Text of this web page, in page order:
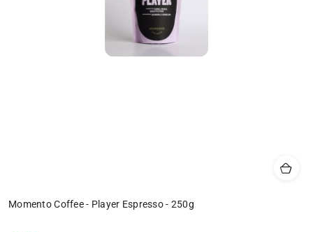
Momento Coffee - Player Espresso - 250g